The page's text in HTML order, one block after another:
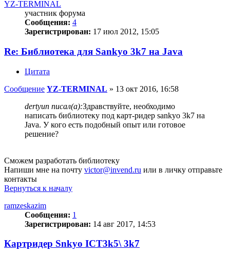
YZ-TERMINAL
участник форума
Сообщения: 4
Зарегистрирован: 17 июл 2012, 15:05
Re: Библиотека для Sankyo 3k7 на Java
Цитата
Сообщение YZ-TERMINAL » 13 окт 2016, 16:58
dertyun писал(а):Здравствуйте, необходимо
написать библиотеку под карт-ридер sankyo 3k7 на
Java. У кого есть подобный опыт или готовое
решение?
Сможем разработать библиотеку
Напиши мне на почту victor@invend.ru или в личку отправьте
контакты
Вернуться к началу
ramzeskazim
Сообщения: 1
Зарегистрирован: 14 авг 2017, 14:53
Картридер Snkyo ICT3k5\ 3k7